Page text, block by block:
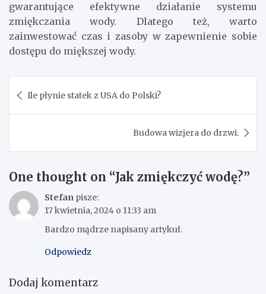
gwarantujące efektywne działanie systemu
zmiękczania wody. Dlatego też, warto
zainwestować czas i zasoby w zapewnienie sobie
dostępu do miększej wody.
wpisu
Ile płynie statek z USA do Polski?
Budowa wizjera do drzwi.
One thought on “Jak zmiękczyć wodę?”
Stefan pisze:
17 kwietnia, 2024 o 11:33 am
Bardzo mądrze napisany artykuł.
Odpowiedz
Dodaj komentarz